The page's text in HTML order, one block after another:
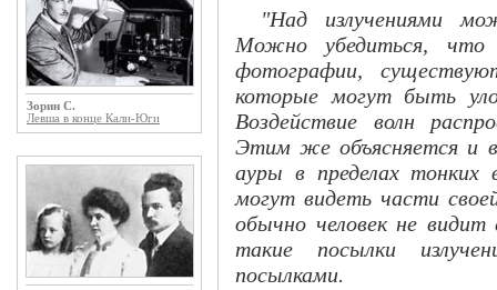
Зорин С.
Левша в конце Кали-Юги
"Над излучениями
Можно убедиться, что
фотографии,
которые могут быть
Воздействие волн
Этим же объясняется и
ауры в пределах
могут видеть части
обычно человек не
такие посылки
посылками.